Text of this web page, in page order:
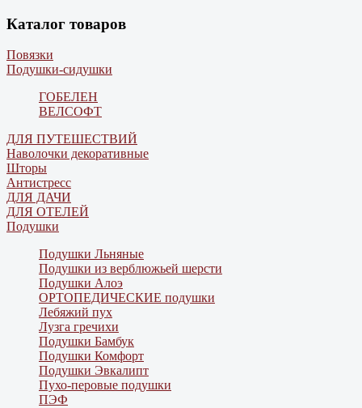
Каталог товаров
Повязки
Подушки-сидушки
ГОБЕЛЕН
ВЕЛСОФТ
ДЛЯ ПУТЕШЕСТВИЙ
Наволочки декоративные
Шторы
Антистресс
ДЛЯ ДАЧИ
ДЛЯ ОТЕЛЕЙ
Подушки
Подушки Льняные
Подушки из верблюжьей шерсти
Подушки Алоэ
ОРТОПЕДИЧЕСКИЕ подушки
Лебяжий пух
Лузга гречихи
Подушки Бамбук
Подушки Комфорт
Подушки Эвкалипт
Пухо-перовые подушки
ПЭФ